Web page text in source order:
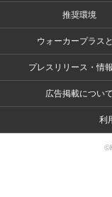
推奨環境
ウォーカープラス
プレスリリース・情
広告掲載について
利